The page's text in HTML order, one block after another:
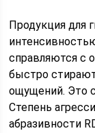
Продукция для
справляются с
быстро
ощущений. Это
Степень
абразивности